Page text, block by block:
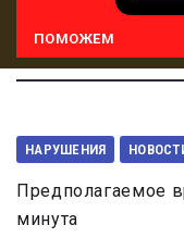
ПОМОЖЕМ
НАРУШЕНИЯ
Предполагаемое
минута